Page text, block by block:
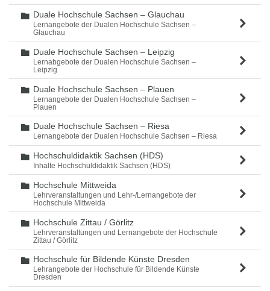
Ordner
Duale Hochschule Sachsen – Glauchau
Lernangebote der Dualen Hochschule Sachsen –
Glauchau
Ordner
Duale Hochschule Sachsen – Leipzig
Lernabgebote der Dualen Hochschule Sachsen –
Leipzig
Ordner
Duale Hochschule Sachsen – Plauen
Lernangebote der Dualen Hochschule Sachsen –
Plauen
Ordner
Duale Hochschule Sachsen – Riesa
Lernangebote der Dualen Hochschule Sachsen – Riesa
Ordner
Hochschuldidaktik Sachsen (HDS)
Inhalte Hochschuldidaktik Sachsen (HDS)
Ordner
Hochschule Mittweida
Lehrveranstaltungen und Lehr-/Lernangebote der
Hochschule Mittweida
Ordner
Hochschule Zittau / Görlitz
Lehrveranstaltungen und Lernangebote der Hochschule
Zittau / Görlitz
Ordner
Hochschule für Bildende Künste Dresden
Lehrangebote der Hochschule für Bildende Künste
Dresden